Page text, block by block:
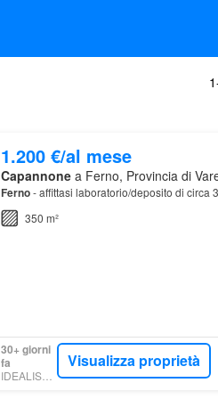
1.200 €/al mese
Capannonea Ferno, Provincia di
Ferno- affittasi laboratorio/deposito di circa
350 m²
30+ giorni
fa
IDEALISTA.IT
Visualizza proprietà